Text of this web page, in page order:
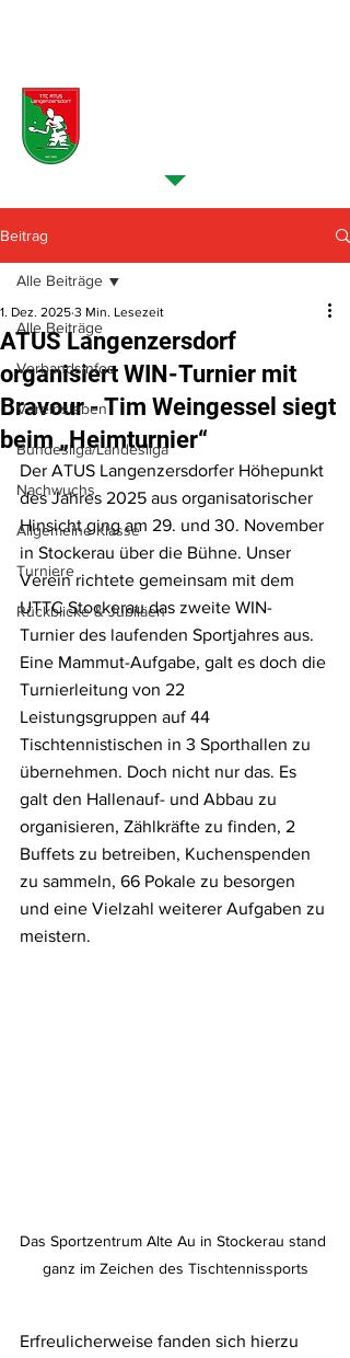
Beitrag
Alle Beiträge
Verbandsinfos
Vereinsleben
Bundesliga/Landesliga
Nachwuchs
Allgemeine Klasse
Turniere
Rückblicke & Jubiläen
Alle Beiträge
ATUS Langenzersdorf
organisiert WIN-Turnier mit
Bravour - Tim Weingessel siegt
beim „Heimturnier“
1. Dez. 2025 3 Min. Lesezeit
Der ATUS Langenzersdorfer Höhepunkt
des Jahres 2025 aus organisatorischer
Hinsicht ging am 29. und 30. November
in Stockerau über die Bühne. Unser
Verein richtete gemeinsam mit dem
UTTC Stockerau das zweite WIN-
Turnier des laufenden Sportjahres aus.
Eine Mammut-Aufgabe, galt es doch die
Turnierleitung von 22
Leistungsgruppen auf 44
Tischtennistischen in 3 Sporthallen zu
übernehmen. Doch nicht nur das. Es
galt den Hallenauf- und Abbau zu
organisieren, Zählkräfte zu finden, 2
Buffets zu betreiben, Kuchenspenden
zu sammeln, 66 Pokale zu besorgen
und eine Vielzahl weiterer Aufgaben zu
meistern.
Das Sportzentrum Alte Au in Stockerau stand
ganz im Zeichen des Tischtennissports
Erfreulicherweise fanden sich hierzu